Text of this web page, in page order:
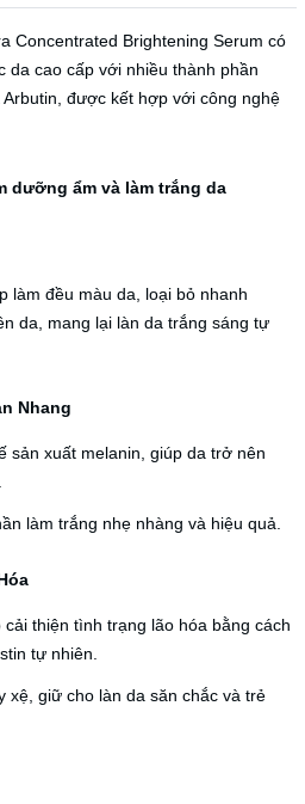
Concentrated Brightening Serum có
da cao cấp với nhiều thành phần
được kết hợp với công nghệ
dưỡng ẩm và làm trắng da
làm đều màu da, loại bỏ nhanh
da, mang lại làn da trắng sáng tự
Nhang
sản xuất melanin, giúp da trở nên
làm trắng nhẹ nhàng và hiệu quả.
thiện tình trạng lão hóa bằng cách
tự nhiên.
xệ, giữ cho làn da săn chắc và trẻ